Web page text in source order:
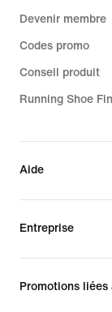
Devenir membre
Codes promo
Conseil produit
Running Shoe
Aide
Entreprise
Promotions